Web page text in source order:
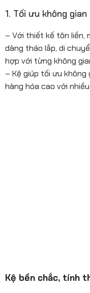
1. Tối ưu không
– Với thiết kế tôn liền,
dàng tháo lắp, di
hợp với từng không
– Kệ giúp tối ưu
hàng hóa cao với
Kệ bền chắc, tính